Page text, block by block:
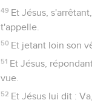
49 Et Jésus,
t'appelle.
50 Et jetant loin son
51 Et Jésus,
vue.
52 Et Jésus lui dit :